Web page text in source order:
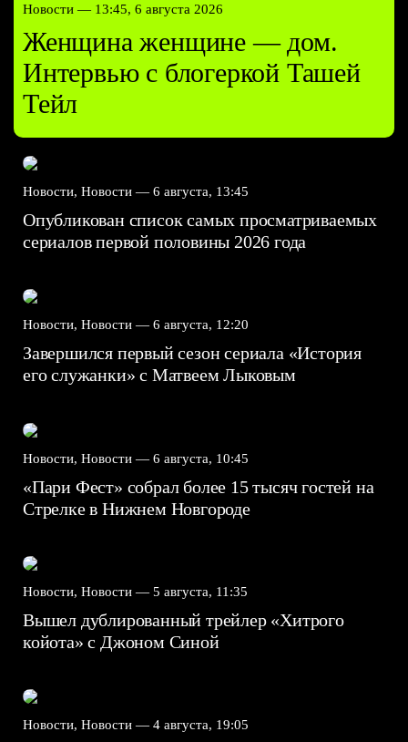
Новости — 13:45, 6 августа 2026
Женщина женщине — дом.
Интервью с блогеркой Ташей
Тейл
Новости, Новости — 6 августа, 13:45
Опубликован список самых просматриваемых
сериалов первой половины 2026 года
Новости, Новости — 6 августа, 12:20
Завершился первый сезон сериала «История
его служанки» с Матвеем Лыковым
Новости, Новости — 6 августа, 10:45
«Пари Фест» собрал более 15 тысяч гостей на
Стрелке в Нижнем Новгороде
Новости, Новости — 5 августа, 11:35
Вышел дублированный трейлер «Хитрого
койота» с Джоном Синой
Новости, Новости — 4 августа, 19:05